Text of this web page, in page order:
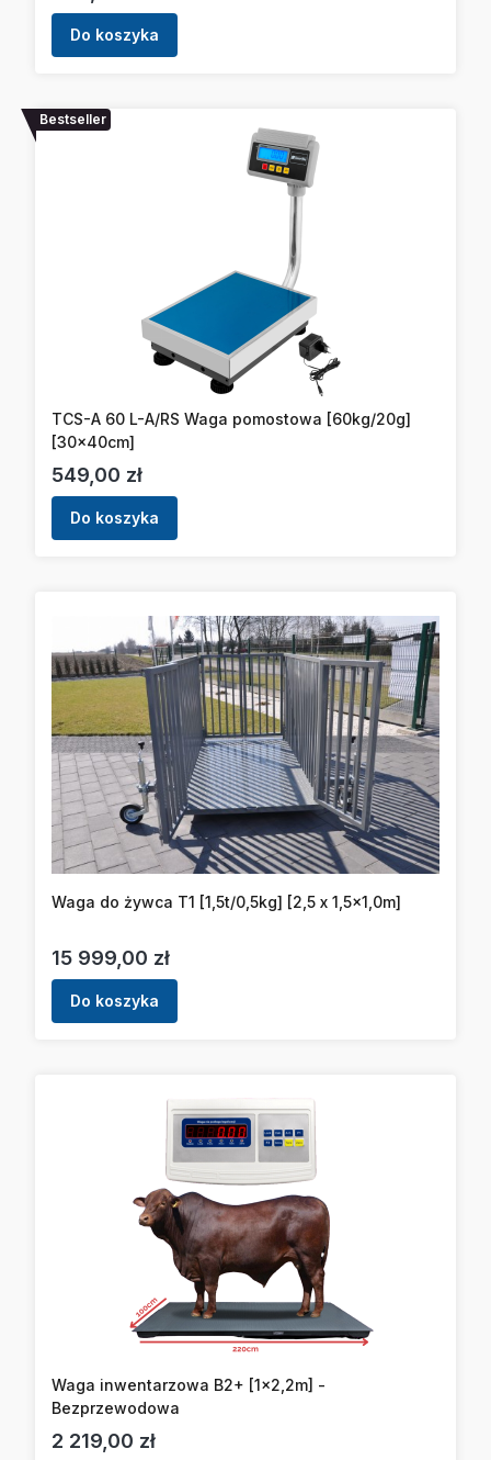
Do koszyka
Bestseller
TCS-A 60 L-A/RS Waga pomostowa [60kg/20g]
[30x40cm]
Cena
549,00 zł
Do koszyka
Waga do żywca T1 [1,5t/0,5kg] [2,5 x 1,5x1,0m]
Cena
15 999,00 zł
Do koszyka
Waga inwentarzowa B2+ [1x2,2m] -
Bezprzewodowa
Cena
2 219,00 zł